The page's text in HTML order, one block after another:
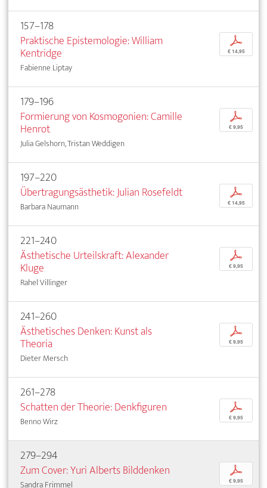
157–178
Praktische Epistemologie: William
Kentridge
Fabienne Liptay
p
€ 14,95
179–196
Formierung von Kosmogonien: Camille
Henrot
Julia Gelshorn, Tristan Weddigen
p
€ 9,95
197–220
Übertragungsästhetik: Julian Rosefeldt
Barbara Naumann
p
€ 14,95
221–240
Ästhetische Urteilskraft: Alexander
Kluge
Rahel Villinger
p
€ 9,95
241–260
Ästhetisches Denken: Kunst als
Theoria
Dieter Mersch
p
€ 9,95
261–278
Schatten der Theorie: Denkfiguren
Benno Wirz
p
€ 9,95
279–294
Zum Cover: Yuri Alberts Bilddenken
Sandra Frimmel
p
€ 9,95